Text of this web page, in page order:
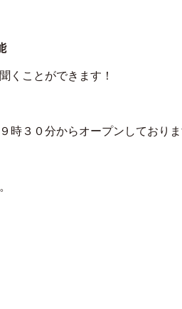
くことができます！
時３０分からオープンしておりま